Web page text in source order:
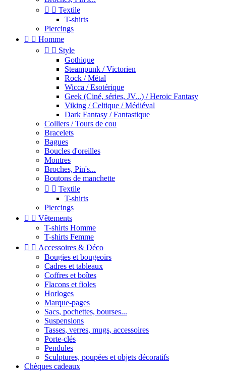
  Textile
T-shirts
Piercings
  Homme
  Style
Gothique
Steampunk / Victorien
Rock / Métal
Wicca / Esotérique
Geek (Ciné, séries, JV...) / Heroic Fantasy
Viking / Celtique / Médiéval
Dark Fantasy / Fantastique
Colliers / Tours de cou
Bracelets
Bagues
Boucles d'oreilles
Montres
Broches, Pin's...
Boutons de manchette
  Textile
T-shirts
Piercings
  Vêtements
T-shirts Homme
T-shirts Femme
  Accessoires & Déco
Bougies et bougeoirs
Cadres et tableaux
Coffres et boîtes
Flacons et fioles
Horloges
Marque-pages
Sacs, pochettes, bourses...
Suspensions
Tasses, verres, mugs, accessoires
Porte-clés
Pendules
Sculptures, poupées et objets décoratifs
Chèques cadeaux